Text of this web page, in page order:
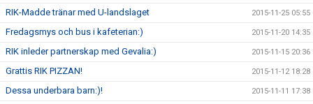
RIK-Madde tränar med U-landslaget 2015-11-25 05:55
Fredagsmys och bus i kafeterian:) 2015-11-20 14:35
RIK inleder partnerskap med Gevalia:) 2015-11-15 20:36
Grattis RIK PIZZAN! 2015-11-12 18:28
Dessa underbara barn:)! 2015-11-11 17:38